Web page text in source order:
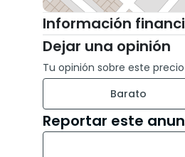
Información
Dejar una opinión
Tu opinión sobre este precio
Barato
Reportar este